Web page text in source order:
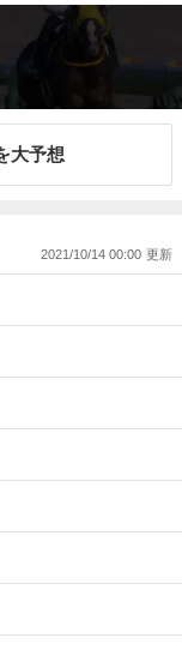
大予想
2021/10/14 00:00